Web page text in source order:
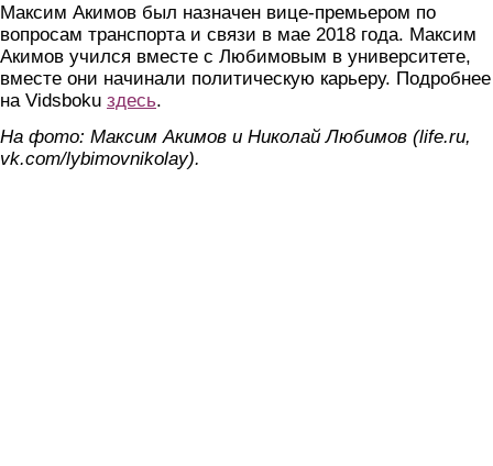
Максим Акимов был назначен вице-премьером по
вопросам транспорта и связи в мае 2018 года. Максим
Акимов учился вместе с Любимовым в университете,
вместе они начинали политическую карьеру. Подробнее
на Vidsboku здесь.
На фото: Максим Акимов и Николай Любимов (life.ru,
vk.com/lybimovnikolay).